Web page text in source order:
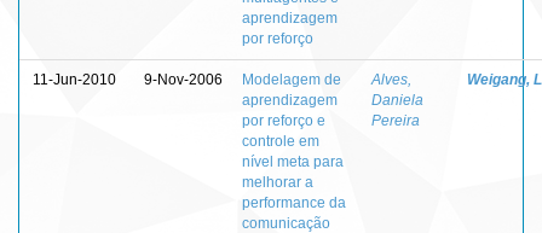
aprendizagem
por reforço
11-Jun-2010 9-Nov-2006
Modelagem de
aprendizagem
por reforço e
controle em
nível meta para
melhorar a
performance da
comunicação
Alves,
Daniela
Pereira
Weigang,